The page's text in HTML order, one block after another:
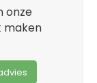
onze
maken